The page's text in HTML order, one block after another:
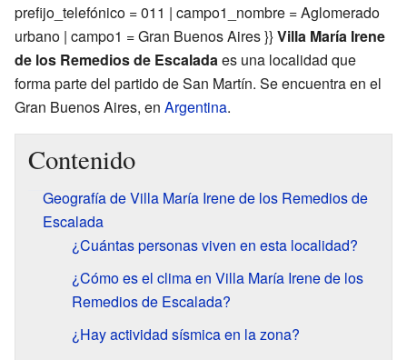
prefijo_telefónico = 011 | campo1_nombre = Aglomerado
urbano | campo1 = Gran Buenos Aires }}Villa María Irene
de los Remedios de Escaladaes una localidad que
forma parte del partido de San Martín. Se encuentra en el
Gran Buenos Aires, en Argentina.
Contenido
Geografía de Villa María Irene de los Remedios de
Escalada
¿Cuántas personas viven en esta localidad?
¿Cómo es el clima en Villa María Irene de los
Remedios de Escalada?
¿Hay actividad sísmica en la zona?